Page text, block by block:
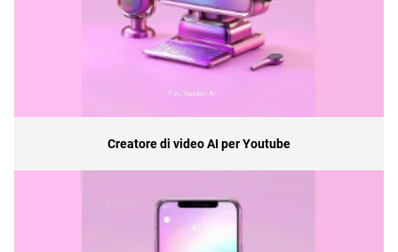
Creatore di video AI per Youtube